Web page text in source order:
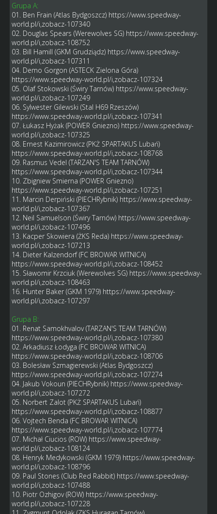
Grupa A:
01. Ben Frain (Atlas Bydgoszcz) https://www.speedway-
world.pl/i,zobacz-107340
02. Douglas Spears (Werewolves SG) https://www.speedway-
world.pl/i,zobacz-108752
03. Bill Hamill (GKM Grudziądz) https://www.speedway-
world.pl/i,zobacz-107311
04. Demo Gorgon (ASTECK Zielona Góra)
https://www.speedway-world.pl/i,zobacz-107324
05. Olaf Stokowski (Świry Tarnów) https://www.speedway-
world.pl/i,zobacz-107249
06. Sylwester Gilewski (Stal H69 Rzeszów)
https://www.speedway-world.pl/i,zobacz-107341
07. Łukasz Hyżak (POWER Gniezno) https://www.speedway-
world.pl/i,zobacz-107325
08. Ernest Kazimirowicz (PKŻ SPARTAKUS Lubań)
https://www.speedway-world.pl/i,zobacz-108768
09. Rasmus Vedel (TARZAN'S TEAM TARNÓW)
https://www.speedway-world.pl/i,zobacz-107344
10. Zbigniew Smierna (POWER Gniezno)
https://www.speedway-world.pl/i,zobacz-107251
11. Marcin Derpiński (PIECHRybnik) https://www.speedway-
world.pl/i,zobacz-107367
12. Neil Samuelson (Świry Tarnów) https://www.speedway-
world.pl/i,zobacz-107496
13. Kacper Skowiera (ŻKS Reda) https://www.speedway-
world.pl/i,zobacz-107213
14. Dieter Kalzendorf (FC BROWAR WITNICA)
https://www.speedway-world.pl/i,zobacz-108452
15. Sławomir Krzciuk (Werewolves SG) https://www.speedway-
world.pl/i,zobacz-108463
16. Hunter Baker (GKM 1979) https://www.speedway-
world.pl/i,zobacz-107297
Grupa B:
01. Renat Samokhvalov (TARZAN'S TEAM TARNÓW)
https://www.speedway-world.pl/i,zobacz-107380
02. Arkadiusz Łodyga (FC BROWAR WITNICA)
https://www.speedway-world.pl/i,zobacz-108706
03. Bolesław Szmagierewski (Atlas Bydgoszcz)
https://www.speedway-world.pl/i,zobacz-107274
04. Jakub Vokoun (PIECHRybnik) https://www.speedway-
world.pl/i,zobacz-107272
05. Norbert Zalot (PKŻ SPARTAKUS Lubań)
https://www.speedway-world.pl/i,zobacz-108877
06. Vojtech Benda (FC BROWAR WITNICA)
https://www.speedway-world.pl/i,zobacz-107774
07. Michał Ciucios (ROW) https://www.speedway-
world.pl/i,zobacz-108124
08. Henryk Medykowski (GKM 1979) https://www.speedway-
world.pl/i,zobacz-108796
09. Paul Stones (Club Red Rabbit) https://www.speedway-
world.pl/i,zobacz-107488
10. Piotr Ozhigov (ROW) https://www.speedway-
world.pl/i,zobacz-107228